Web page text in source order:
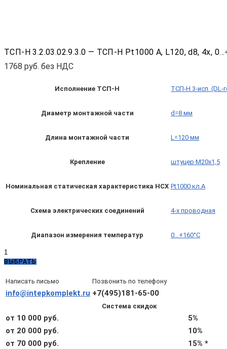
ТСП-Н 3.2.03.02.9.3.0 — ТСП-Н Pt1000 A, L120, d8, 4х,
1768 руб. без НДС
Исполнение ТСП-Н ТСП-Н 3-исп. (DL-
Диаметр монтажной части d=8 мм
Длина монтажной части L=120 мм
Крепление штуцер М20х1,5
Номинальная статическая характеристика НСХ Pt1000 кл.A
Схема электрических соединений 4-х проводная
Диапазон измерения температур 0…+160°C
Количество
товара
Н
3.2.03.02.9.3.0
—
Н
A,
L120,
ВЫБРАТЬ
Написать письмо Позвонить по телефону
info@intepkomplekt.ru +7(495)181-65-00
Система скидок
от 10 000 руб.
5%
от 20 000 руб.
10%
от 70 000 руб.
15% *